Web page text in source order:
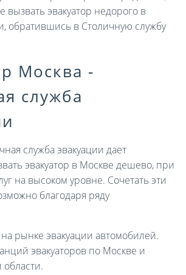
вызвать эвакуатор недорого в
обратившись в Столичную службу
Москва -
служба
служба эвакуации дает
эвакуатор в Москве дешево, при
на высоком уровне. Сочетать эти
благодаря ряду
рынке эвакуации автомобилей.
эвакуаторов по Москве и